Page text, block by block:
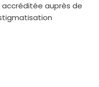
accréditée auprès de